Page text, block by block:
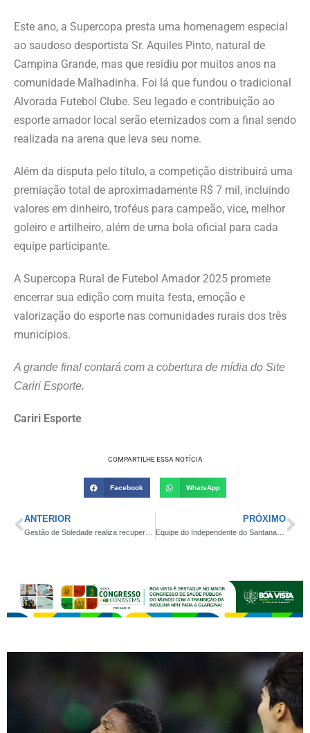
Este ano, a Supercopa presta uma homenagem especial
ao saudoso desportista Sr. Aquiles Pinto, natural de
Campina Grande, mas que residiu por muitos anos na
comunidade Malhadinha. Foi lá que fundou o tradicional
Alvorada Futebol Clube. Seu legado e contribuição ao
esporte amador local serão eternizados com a final sendo
realizada na arena que leva seu nome.
Além da disputa pelo título, a competição distribuirá uma
premiação total de aproximadamente R$ 7 mil, incluindo
valores em dinheiro, troféus para campeão, vice, melhor
goleiro e artilheiro, além de uma bola oficial para cada
equipe participante.
A Supercopa Rural de Futebol Amador 2025 promete
encerrar sua edição com muita festa, emoção e
valorização do esporte nas comunidades rurais dos três
municípios.
A grande final contará com a cobertura de mídia do Site
Cariri Esporte.
Cariri Esporte
COMPARTILHE ESSA NOTÍCIA
Facebook WhatsApp
ANTERIOR PRÓXIMO
Equipe do Independente do Santana confirma participação inédita na edição histórica dos 10 anos da Copa do Mel de Futebol